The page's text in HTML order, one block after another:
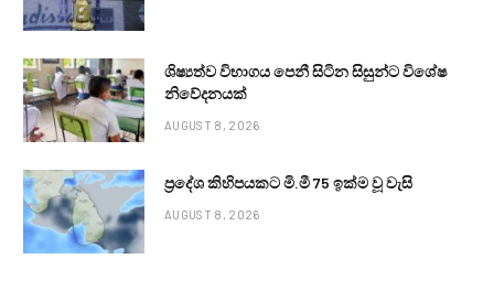
ශිෂ්‍යත්ව විභාගය පෙනී සිටින සිසුන්ට විශේෂ
නිවේදනයක්
AUGUST 8, 2026
ප්‍රදේශ කිහිපයකට මි.මී 75 ඉක්ම වූ වැසි
AUGUST 8, 2026